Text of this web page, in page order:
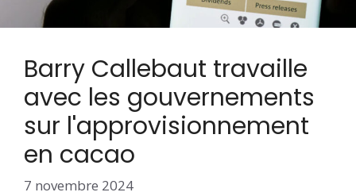
Barry Callebaut travaille
avec les gouvernements
sur l'approvisionnement
en cacao
7 novembre 2024